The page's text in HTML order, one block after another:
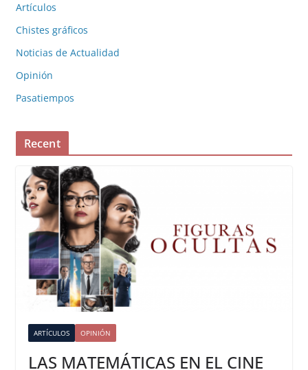
Artículos
Chistes gráficos
Noticias de Actualidad
Opinión
Pasatiempos
Recent
ARTÍCULOS OPINIÓN
LAS MATEMÁTICAS EN EL CINE